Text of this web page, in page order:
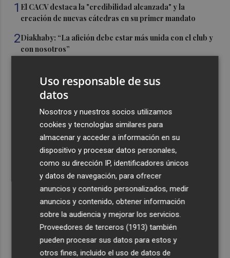
1 El CACV destaca la "credibilidad alcanzada" y la
creación de nuevas cátedras en su primer mandato
2Diakhaby: “La afición debe estar más unida con el club y
con nosotros”
hemos entrenado"
Controlado el incendio en Sierra Engarcerán (Castellón)
La capacidad de los modelos de IA para burlar la
seguridad alarma a gobiernos y empresas
Recibe toda la actualidad de
Plaza Podcast en tu correo
Quiero suscribirme
Uso responsable de sus
datos
Nosotros y nuestros socios utilizamos
cookies y tecnologías similares para
almacenar y acceder a información en su
dispositivo y procesar datos personales,
como su dirección IP, identificadores únicos
y datos de navegación, para ofrecer
anuncios y contenido personalizados, medir
anuncios y contenido, obtener información
sobre la audiencia y mejorar los servicios.
Proveedores de terceros (1913) también
pueden procesar sus datos para estos y
otros fines, incluido el uso de datos de